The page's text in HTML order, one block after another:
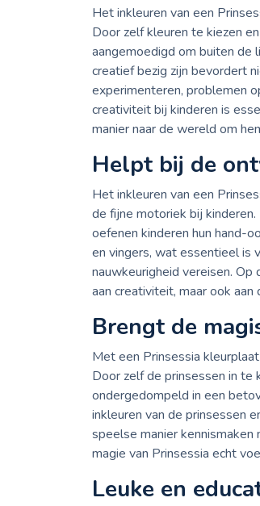
Het inkleuren van een
Door zelf kleuren te kiezen
aangemoedigd om buiten de
creatief bezig zijn bevordert
experimenteren, problemen
creativiteit bij kinderen is
manier naar de wereld om
Helpt bij de
Het inkleuren van een
de fijne motoriek bij
oefenen kinderen hun hand-
en vingers, wat essentieel is
nauwkeurigheid vereisen.
aan creativiteit, maar ook
Brengt de
Met een Prinsessia
Door zelf de prinsessen in te
ondergedompeld in een
inkleuren van de prinsessen
speelse manier
magie van Prinsessia echt
Leuke en